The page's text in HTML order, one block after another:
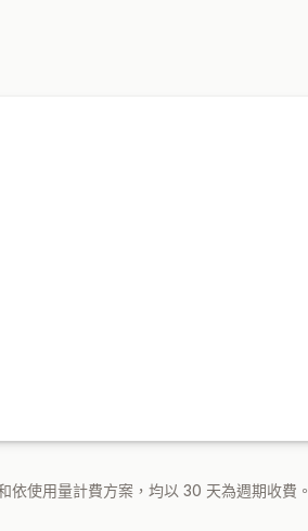
依使用量計費方案，均以 30 天為週期收費。